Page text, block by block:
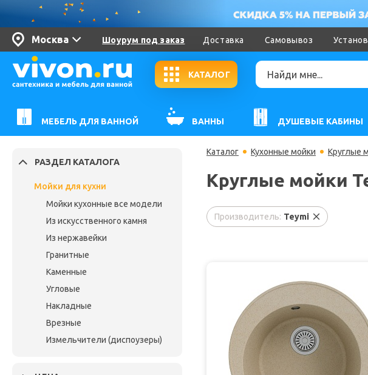
Москва Шоурум под заказ Доставка Самовывоз
КАТАЛОГ
МЕБЕЛЬ ДЛЯ ВАННОЙ ВАННЫ ДУШЕВЫЕ КАБИНЫ
РАЗДЕЛ КАТАЛОГА
Мойки для кухни
Мойки кухонные все модели
Из искусственного камня
Из нержавейки
Гранитные
Каменные
Угловые
Накладные
Врезные
Измельчители (диспоузеры)
Каталог Кухонные мойки Круглые
Круглые мойки
Производитель: Teymi